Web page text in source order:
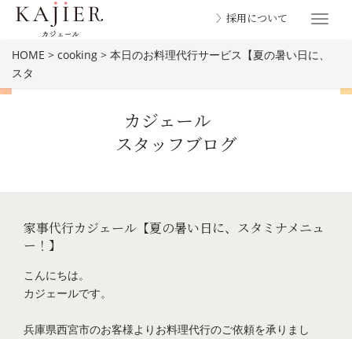
Toggle
〉採用について
HOME > cooking > 本日のお料理代行サービス【夏の暑い日に、
スタ
カジェール
スタッフブログ
家事代行カジェール【夏の暑い日に、スタミナメニュ
ー！】
こんにちは。
カジェールです。
兵庫県西宮市のお客様よりお料理代行のご依頼を承りまし